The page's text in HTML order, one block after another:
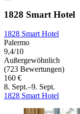
1828 Smart Hotel
1828 Smart Hotel
Palermo
9,4/10
Außergewöhnlich
(723 Bewertungen)
160 €
8. Sept.–9. Sept.
1828 Smart Hotel